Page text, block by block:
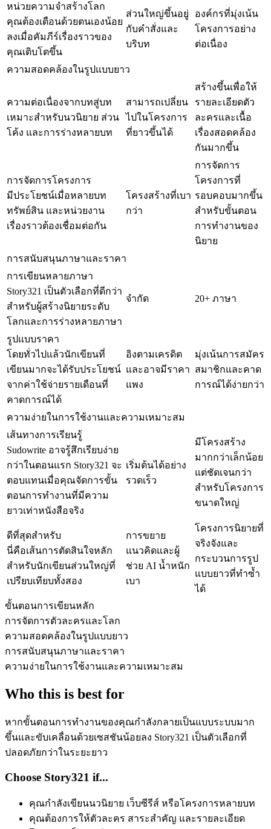
หน่วยความจำสร้างโลก
คุณต้องเตือนด้วยตนเองน้อย
ลงเมื่อคัมภีร์เรื่องราวของ
คุณเติบโตขึ้น
ส่วนใหญ่ขึ้นอยู่
กับคำสั่งและ
บริบท
องค์กรที่มุ่งเน้น
โครงการอย่าง
ต่อเนื่อง
ความสอดคล้องในรูปแบบยาว
ความต่อเนื่องจากบทสู่บท
เหมาะสำหรับนวนิยาย ส่วน
โค้ง และการร่างหลายบท
สามารถเปลี่ยน
ไปในโครงการ
ที่ยาวขึ้นได้
สร้างขึ้นเพื่อให้
รายละเอียดตัว
ละครและเนื้อ
เรื่องสอดคล้อง
กันมากขึ้น
การจัดการโครงการ
มีประโยชน์เมื่อหลายบท
ทรัพย์สิน และหน่วยงาน
เรื่องราวต้องเชื่อมต่อกัน
โครงสร้างที่เบา
กว่า
การจัดการ
โครงการที่
รอบคอบมากขึ้น
สำหรับขั้นตอน
การทำงานของ
นิยาย
การสนับสนุนภาษาและราคา
การเขียนหลายภาษา
Story321 เป็นตัวเลือกที่ดีกว่า
สำหรับผู้สร้างนิยายระดับ
โลกและการร่างหลายภาษา
จำกัด 20+ ภาษา
รูปแบบราคา
โดยทั่วไปแล้วนักเขียนที่
เขียนมากจะได้รับประโยชน์
จากค่าใช้จ่ายรายเดือนที่
คาดการณ์ได้
อิงตามเครดิต
และอาจมีราคา
แพง
มุ่งเน้นการสมัคร
สมาชิกและคาด
การณ์ได้ง่ายกว่า
ความง่ายในการใช้งานและความเหมาะสม
เส้นทางการเรียนรู้
Sudowrite อาจรู้สึกเรียบง่าย
กว่าในตอนแรก Story321 จะ
ตอบแทนเมื่อคุณจัดการขั้น
ตอนการทำงานที่มีความ
ยาวเท่าหนังสือจริง
เริ่มต้นได้อย่าง
รวดเร็ว
มีโครงสร้าง
มากกว่าเล็กน้อย
แต่ชัดเจนกว่า
สำหรับโครงการ
ขนาดใหญ่
ดีที่สุดสำหรับ
นี่คือเส้นการตัดสินใจหลัก
สำหรับนักเขียนส่วนใหญ่ที่
เปรียบเทียบทั้งสอง
การขยาย
แนวคิดและผู้
ช่วย AI น้ำหนัก
เบา
โครงการนิยายที่
จริงจังและ
กระบวนการรูป
แบบยาวที่ทำซ้ำ
ได้
ขั้นตอนการเขียนหลัก
การจัดการตัวละครและโลก
ความสอดคล้องในรูปแบบยาว
การสนับสนุนภาษาและราคา
ความง่ายในการใช้งานและความเหมาะสม
Who this is best for
หากขั้นตอนการทำงานของคุณกำลังกลายเป็นแบบระบบมาก
ขึ้นและขับเคลื่อนด้วยเซสชันน้อยลง Story321 เป็นตัวเลือกที่
ปลอดภัยกว่าในระยะยาว
Choose Story321 if...
คุณกำลังเขียนนวนิยาย เว็บซีรีส์ หรือโครงการหลายบท
คุณต้องการให้ตัวละคร สาระสำคัญ และรายละเอียด